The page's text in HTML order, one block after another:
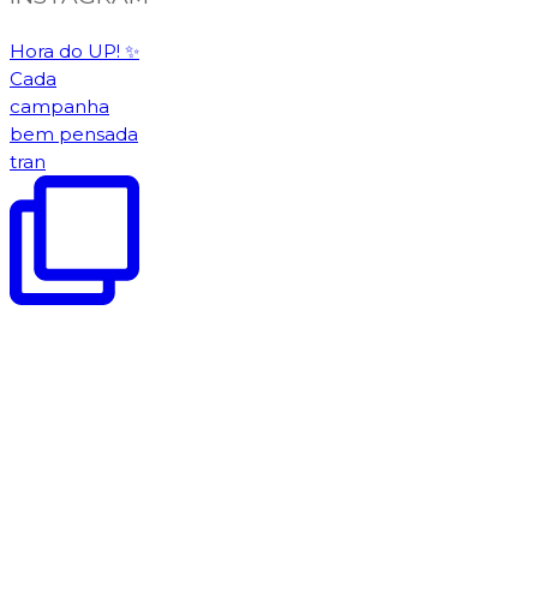
Hora do UP! ✨️
Cada
campanha
bem pensada
tran